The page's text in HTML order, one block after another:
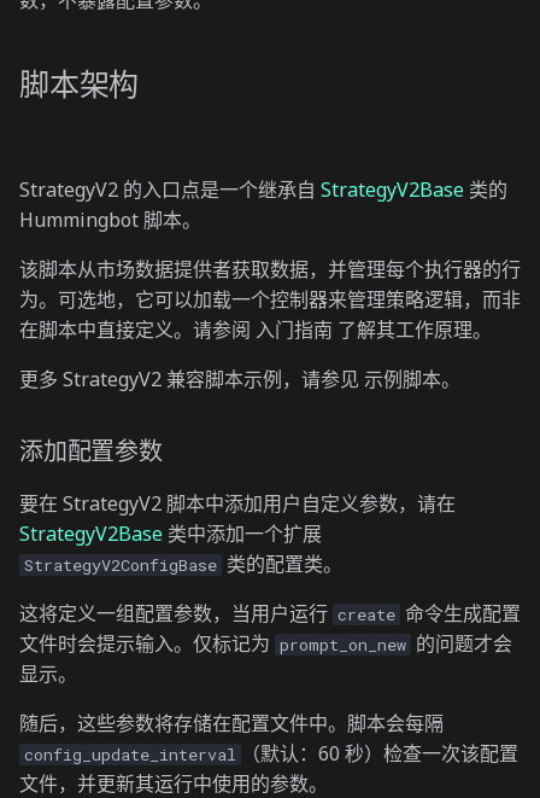
脚本架构
StrategyV2 的入口点是一个继承自 StrategyV2Base 类的
Hummingbot 脚本。
该脚本从市场数据提供者获取数据，并管理每个执行器的行
为。可选地，它可以加载一个控制器来管理策略逻辑，而非
在脚本中直接定义。请参阅 入门指南 了解其工作原理。
更多 StrategyV2 兼容脚本示例，请参见 示例脚本。
添加配置参数
要在 StrategyV2 脚本中添加用户自定义参数，请在
StrategyV2Base 类中添加一个扩展
StrategyV2ConfigBase 类的配置类。
这将定义一组配置参数，当用户运行 create 命令生成配置
文件时会提示输入。仅标记为 prompt_on_new 的问题才会
显示。
随后，这些参数将存储在配置文件中。脚本会每隔
config_update_interval
（默认：60 秒）检查一次该配置
文件，并更新其运行中使用的参数。